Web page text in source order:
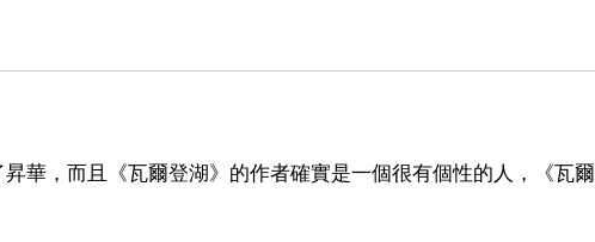
華，而且《瓦爾登湖》的作者確實是一個很有個性的人，《瓦